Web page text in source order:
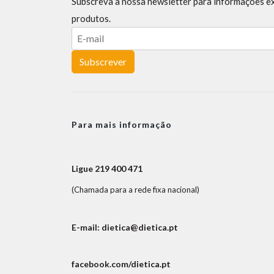
produtos.
Subscrever
Para mais informação
Ligue 219 400 471
(Chamada para a rede fixa nacional)
E-mail: dietica@dietica.pt
facebook.com/dietica.pt